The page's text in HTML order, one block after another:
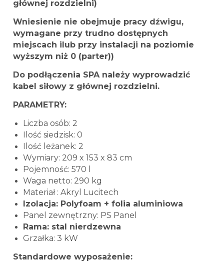
głównej rozdzielni)
Wniesienie nie obejmuje pracy dźwigu,
wymagane przy trudno dostępnych
miejscach ilub przy instalacji na poziomie
wyższym niż 0 (parter))
Do podłączenia SPA należy wyprowadzić
kabel siłowy z głównej rozdzielni.
PARAMETRY:
Liczba osób: 2
Ilość siedzisk: 0
Ilość leżanek: 2
Wymiary: 209 x 153 x 83 cm
Pojemność: 570 l
Waga netto: 290 kg
Materiał : Akryl Lucitech
Izolacja: Polyfoam + folia aluminiowa
Panel zewnętrzny: PS Panel
Rama: stal nierdzewna
Grzałka: 3 kW
Standardowe wyposażenie: